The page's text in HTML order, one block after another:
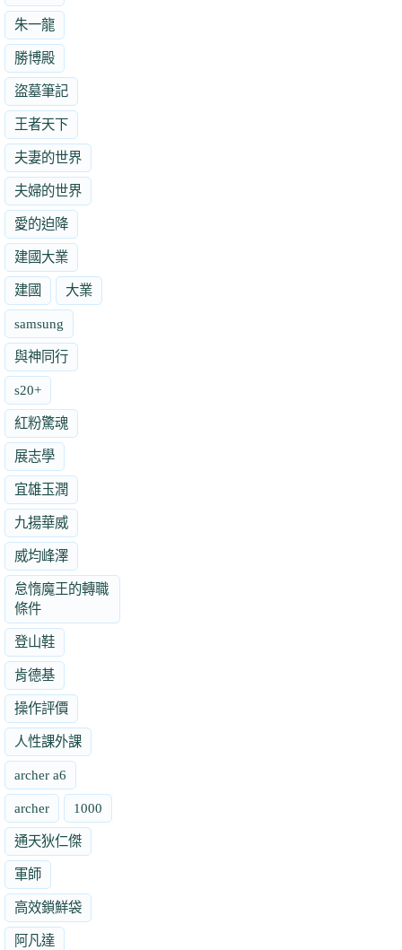
朱一龍
勝博殿
盜墓筆記
王者天下
夫妻的世界
夫婦的世界
愛的迫降
建國大業
建國 大業
samsung
與神同行
s20+
紅粉驚魂
展志學
宜雄玉潤
九揚華威
威均峰澤
怠惰魔王的轉職
條件
登山鞋
肯德基
操作評價
人性課外課
archer a6
archer 1000
通天狄仁傑
軍師
高效鎖鮮袋
阿凡達